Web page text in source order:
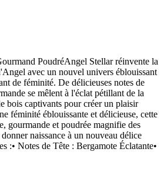
PoudréAngel Stellar réinvente la
avec un nouvel univers éblouissant
de féminité. De délicieuses notes de
se mêlent à l'éclat pétillant de la
bois captivants pour créer un plaisir
féminité éblouissante et délicieuse, cette
gourmande et poudrée magnifie des
naissance à un nouveau délice
:• Notes de Tête : Bergamote Éclatante•